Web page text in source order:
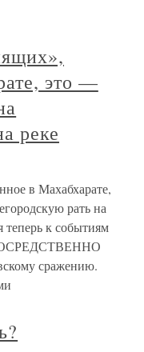
это —
реке
в Махабхарате,
рать на
теперь к событиям
сражению.